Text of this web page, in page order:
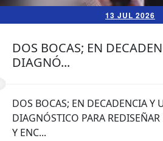
13 JUL 2026
DOS BOCAS; EN
DIAGNÓ...
DOS BOCAS; EN DECADENCIA Y
DIAGNÓSTICO PARA
Y ENC...